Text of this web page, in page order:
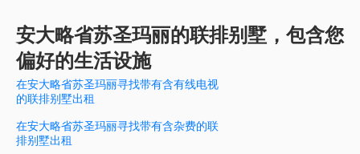
安大略省苏圣玛丽的联排别墅，包含您
偏好的生活设施
在安大略省苏圣玛丽寻找带有含有线电视
的联排别墅出租
在安大略省苏圣玛丽寻找带有含杂费的联
排别墅出租